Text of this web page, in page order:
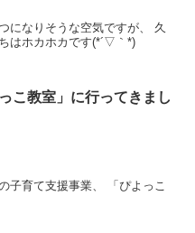
なりそうな空気ですが、 久
はホカホカです(*´▽｀*)
っこ教室」に行ってきまし
援事業、 「ぴよっこ